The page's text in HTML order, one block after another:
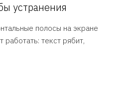
устранения
полосы на экране
текст рябит,